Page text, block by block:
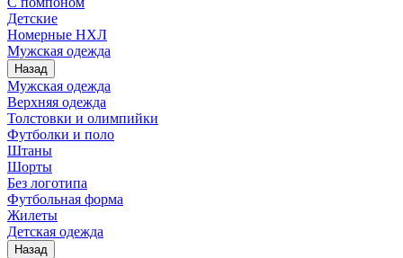
Детские
Номерные НХЛ
Мужская одежда
Назад
Мужская одежда
Верхняя одежда
Толстовки и олимпийки
Футболки и поло
Штаны
Шорты
Без логотипа
Футбольная форма
Жилеты
Детская одежда
Назад